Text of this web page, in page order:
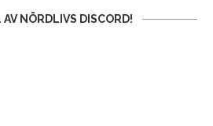
AV NÖRDLIVS DISCORD!